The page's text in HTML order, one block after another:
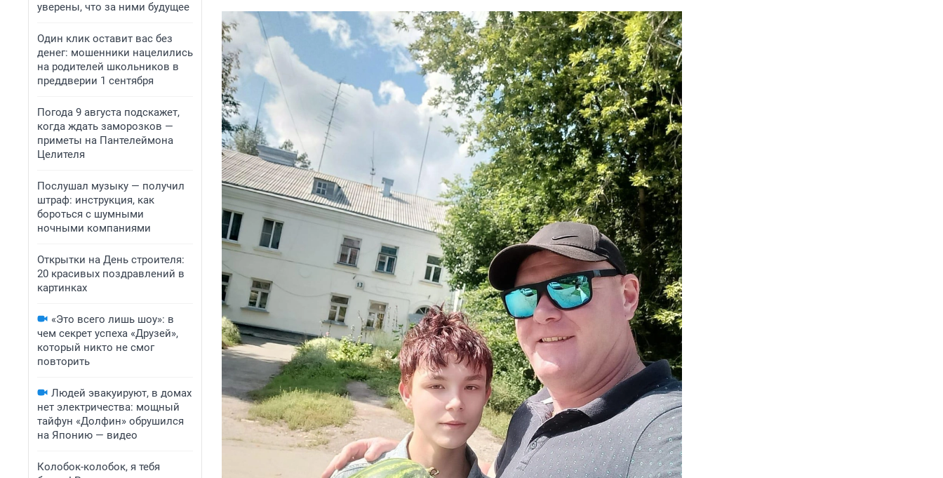
уверены, что за ними будущее
Один клик оставит вас без
денег: мошенники нацелились
на родителей школьников в
преддверии 1 сентября
Погода 9 августа подскажет,
когда ждать заморозков —
приметы на Пантелеймона
Целителя
Послушал музыку — получил
штраф: инструкция, как
бороться с шумными
ночными компаниями
Открытки на День строителя:
20 красивых поздравлений в
картинках
«Это всего лишь шоу»: в
чем секрет успеха «Друзей»,
который никто не смог
повторить
Людей эвакуируют, в домах
нет электричества: мощный
тайфун «Долфин» обрушился
на Японию — видео
Колобок-колобок, я тебя